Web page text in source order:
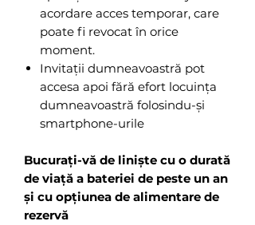
acordare acces temporar, care
poate fi revocat în orice
moment.
Invitații dumneavoastră pot
accesa apoi fără efort locuința
dumneavoastră folosindu-și
smartphone-urile
Bucurați-vă de liniște cu o durată
de viață a bateriei de peste un an
și cu opțiunea de alimentare de
rezervă